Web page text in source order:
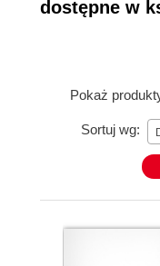
dostępne w
Pokaż
Sortuj wg: